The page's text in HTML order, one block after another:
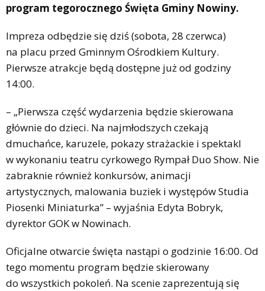
program tegorocznego Święta Gminy Nowiny.
Impreza odbędzie się dziś (sobota, 28 czerwca)
na placu przed Gminnym Ośrodkiem Kultury.
Pierwsze atrakcje będą dostępne już od godziny
14:00.
– „Pierwsza część wydarzenia będzie skierowana
głównie do dzieci. Na najmłodszych czekają
dmuchańce, karuzele, pokazy strażackie i spektakl
w wykonaniu teatru cyrkowego Rympał Duo Show. Nie
zabraknie również konkursów, animacji
artystycznych, malowania buziek i występów Studia
Piosenki Miniaturka” – wyjaśnia Edyta Bobryk,
dyrektor GOK w Nowinach.
Oficjalne otwarcie święta nastąpi o godzinie 16:00. Od
tego momentu program będzie skierowany
do wszystkich pokoleń. Na scenie zaprezentują się